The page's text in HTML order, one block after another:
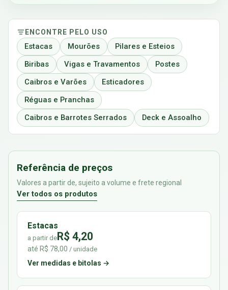
ENCONTRE PELO USO
Estacas Mourões
Pilares e Esteios
Biribas
Vigas e Travamentos
Postes
Caibros e Varões
Esticadores
Réguas e Pranchas
Caibros e Barrotes Serrados
Deck e Assoalho
Referência de preços
Valores a partir de, sujeito a volume e frete regional
Ver todos os produtos
Estacas
a partir deR$ 4,20
até R$ 78,00 / unidade
Ver medidas e bitolas →